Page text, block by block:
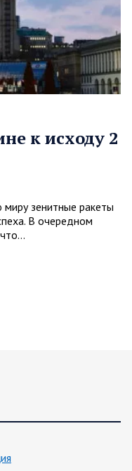
к исходу 2
миру зенитные ракеты
В очередном